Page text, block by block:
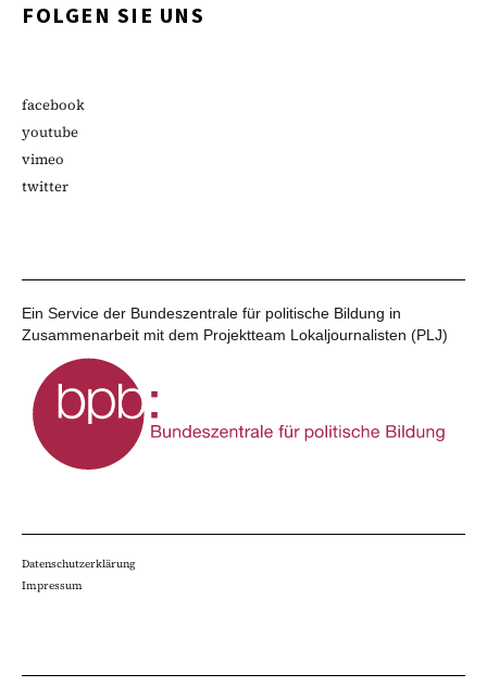
FOLGEN SIE UNS
facebook
youtube
vimeo
twitter
Ein Service der Bundeszentrale für politische Bildung in
Zusammenarbeit mit dem Projektteam Lokaljournalisten (PLJ)
Datenschutzerklärung
Impressum